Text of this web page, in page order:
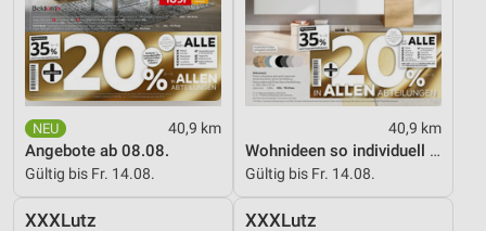
40,9 km
Angebote ab 08.08.
Gültig bis Fr. 14.08.
40,9 km
Wohnideen so individuell wie du!
Gültig bis Fr. 14.08.
XXXLutz XXXLutz